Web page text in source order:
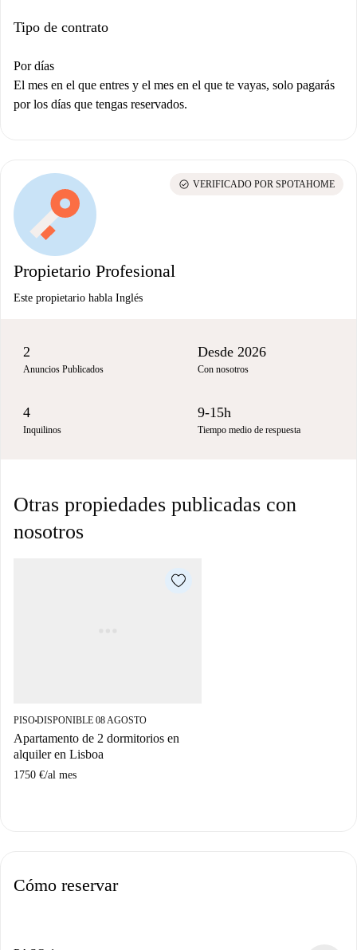
Tipo de contrato
Por días
El mes en el que entres y el mes en el que te vayas, solo pagarás
por los días que tengas reservados.
Propietario Profesional
Este propietario habla Inglés
check_circle VERIFICADO POR SPOTAHOME
2
Anuncios Publicados
Desde 2026
Con nosotros
4
Inquilinos
9-15h
Tiempo medio de respuesta
Otras propiedades publicadas con
nosotros
PISO■DISPONIBLE 08 AGOSTO
Apartamento de 2 dormitorios en
alquiler en Lisboa
1750 €/al mes
Cómo reservar